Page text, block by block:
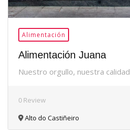
Alimentación
Alimentación Juana
Nuestro orgullo, nuestra calidad
0 Review
Alto do Castiñeiro